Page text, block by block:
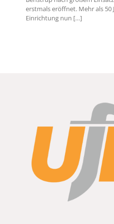
erstmals eröffnet. Mehr als 50
Einrichtung nun […]